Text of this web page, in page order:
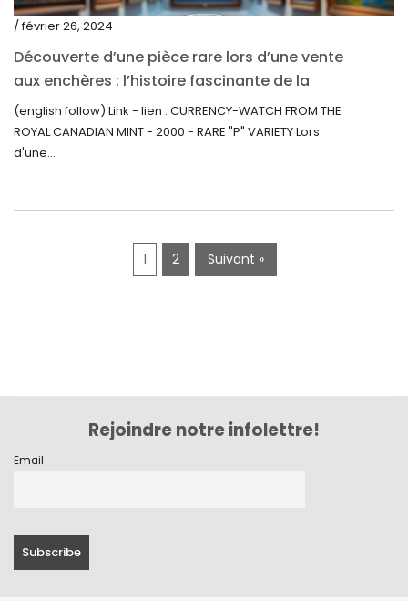
décembre 2019
octobre 2019
septembre 2019
juin 2019
avril 2019
/ février 26, 2024
Découverte d’une pièce rare lors d’une vente
aux enchères : l’histoire fascinante de la
Monnaie-Montre de la Monnaie Royale du
Canada (2000) Rare Variété « P »
(english follow) Link - lien : CURRENCY-WATCH FROM THE
ROYAL CANADIAN MINT - 2000 - RARE "P" VARIETY Lors
d'une...
1 2 Suivant »
Rejoindre notre infolettre!
Email